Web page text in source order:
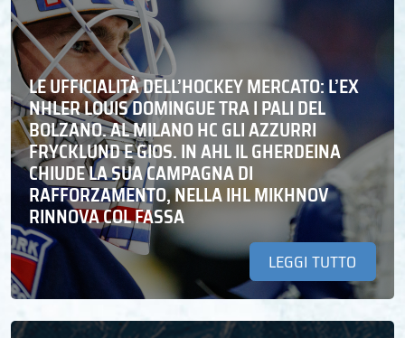
LE UFFICIALITÀ DELL’HOCKEY MERCATO: L’EX
NHLER LOUIS DOMINGUE TRA I PALI DEL
BOLZANO. AL MILANO HC GLI AZZURRI
FRYCKLUND E GIOS. IN AHL IL GHERDEINA
CHIUDE LA SUA CAMPAGNA DI
RAFFORZAMENTO, NELLA IHL MIKHNOV
RINNOVA COL FASSA
LEGGI TUTTO